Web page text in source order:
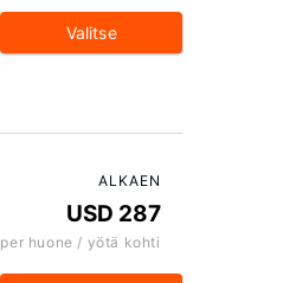
Valitse
ALKAEN
USD 287
per huone / yötä kohti